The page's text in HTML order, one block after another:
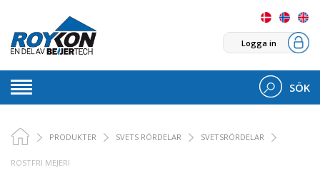
Logga in
SÖK
PRODUKTER SVETS RÖRDELAR SVETSRÖRDELAR
ROSTFRI MEJERI